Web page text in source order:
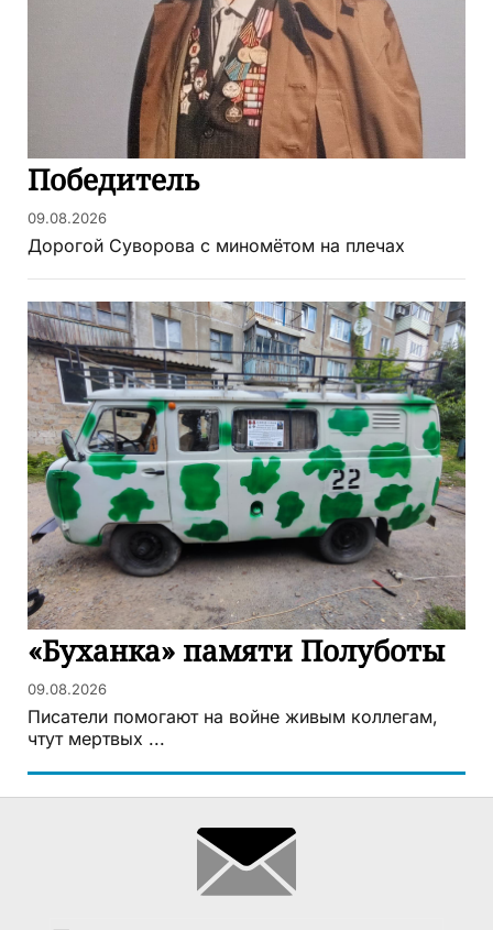
Победитель
09.08.2026
Дорогой Суворова с миномётом на плечах
«Буханка» памяти Полуботы
09.08.2026
Писатели помогают на войне живым коллегам,
чтут мертвых ...